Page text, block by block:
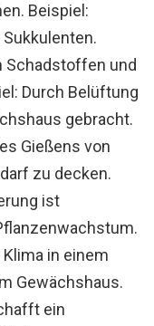
Beispiel:
Schadstoffen und
Durch Belüftung
gebracht.
Gießens von
zu decken.
ist
in einem
Gewächshaus.
ein